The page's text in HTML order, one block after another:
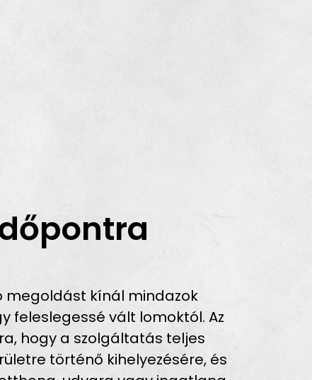
megoldást kínál mindazok
feleslegessé vált lomoktól. Az
hogy a szolgáltatás teljes
történő kihelyezésére, és